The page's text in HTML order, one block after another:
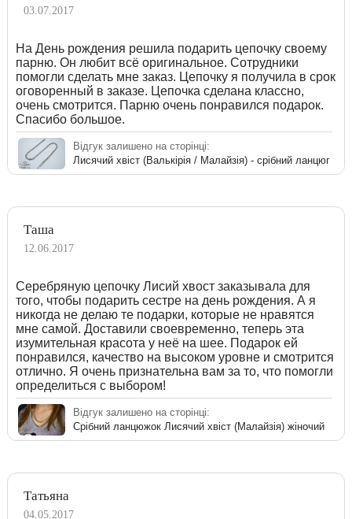
03.07.2017
На День рождения решила подарить цепочку своему
парню. Он любит всё оригинальное. Сотрудники
помогли сделать мне заказ. Цепочку я получила в срок
оговоренный в заказе. Цепочка сделана классно,
очень смотрится. Парню очень понравился подарок.
Спасибо большое.
Відгук залишено на сторінці:
Лисячий хвіст (Валькірія / Малайзія) - срібний ланцюг
Таша
12.06.2017
Серебряную цепочку Лисий хвост заказывала для
того, чтобы подарить сестре на день рождения. А я
никогда не делаю те подарки, которые не нравятся
мне самой. Доставили своевременно, теперь эта
изумительная красота у неё на шее. Подарок ей
понравился, качество на высоком уровне и смотрится
отлично. Я очень признательна вам за то, что помогли
определиться с выбором!
Відгук залишено на сторінці:
Срібний ланцюжок Лисячий хвіст (Малайзія) жіночий
Татьяна
04.05.2017